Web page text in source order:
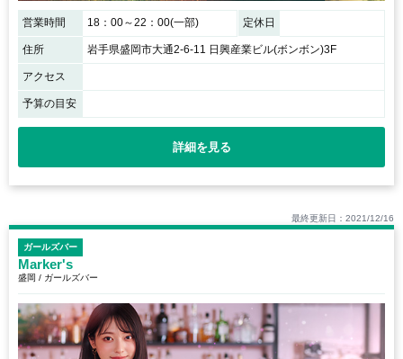
営業時間 18：00～22：00(一部) 定休日
住所 岩手県盛岡市大通2-6-11 日興産業ビル(ボンボン)3F
アクセス
予算の目安
詳細を見る
最終更新日：2021/12/16
ガールズバー
Marker's
盛岡 / ガールズバー